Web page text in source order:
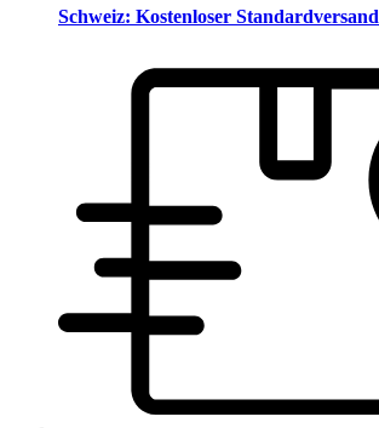
Schweiz: Kostenloser Standardversand